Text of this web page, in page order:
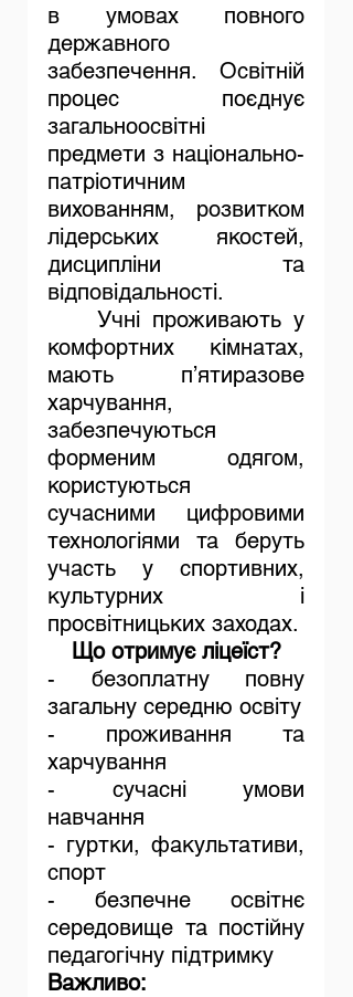
в умовах повного
державного
забезпечення. Освітній
процес поєднує
загальноосвітні
предмети з національно-
патріотичним
вихованням, розвитком
лідерських якостей,
дисципліни та
відповідальності.
комфортних кімнатах,
мають п’ятиразове
харчування,
забезпечуються
форменим одягом,
користуються
сучасними цифровими
технологіями та беруть
участь у спортивних,
культурних і
просвітницьких заходах.
Що отримує ліцеїст?
- безоплатну повну
загальну середню освіту
- проживання та
харчування
- сучасні умови
навчання
- гуртки, факультативи,
спорт
- безпечне освітнє
середовище та постійну
педагогічну підтримку
Важливо: